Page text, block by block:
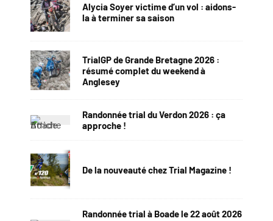
Alycia Soyer victime d’un vol : aidons-
la à terminer sa saison
TrialGP de Grande Bretagne 2026 :
résumé complet du weekend à
Anglesey
Randonnée trial du Verdon 2026 : ça
approche !
De la nouveauté chez Trial Magazine !
Randonnée trial à Boade le 22 août 2026